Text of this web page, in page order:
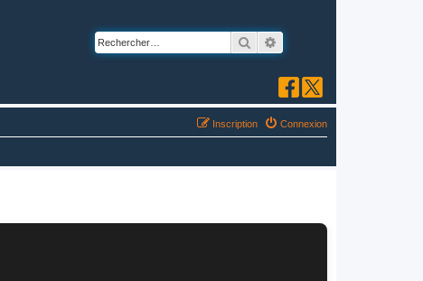
Rechercher
Connexion
Inscription